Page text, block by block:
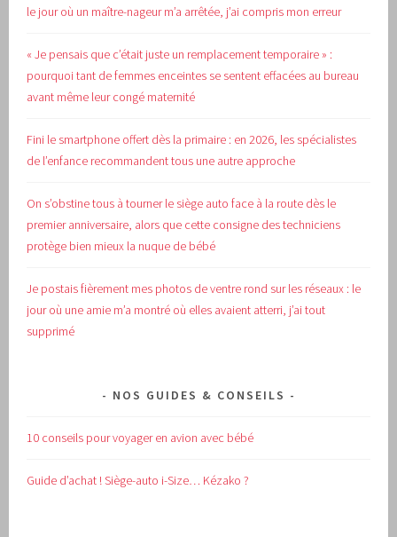
le jour où un maître-nageur m’a arrêtée, j’ai compris mon erreur
« Je pensais que c’était juste un remplacement temporaire » :
pourquoi tant de femmes enceintes se sentent effacées au bureau
avant même leur congé maternité
Fini le smartphone offert dès la primaire : en 2026, les spécialistes
de l’enfance recommandent tous une autre approche
On s’obstine tous à tourner le siège auto face à la route dès le
premier anniversaire, alors que cette consigne des techniciens
protège bien mieux la nuque de bébé
Je postais fièrement mes photos de ventre rond sur les réseaux : le
jour où une amie m’a montré où elles avaient atterri, j’ai tout
supprimé
NOS GUIDES & CONSEILS
10 conseils pour voyager en avion avec bébé
Guide d’achat !Siège-auto i-Size… Kézako ?